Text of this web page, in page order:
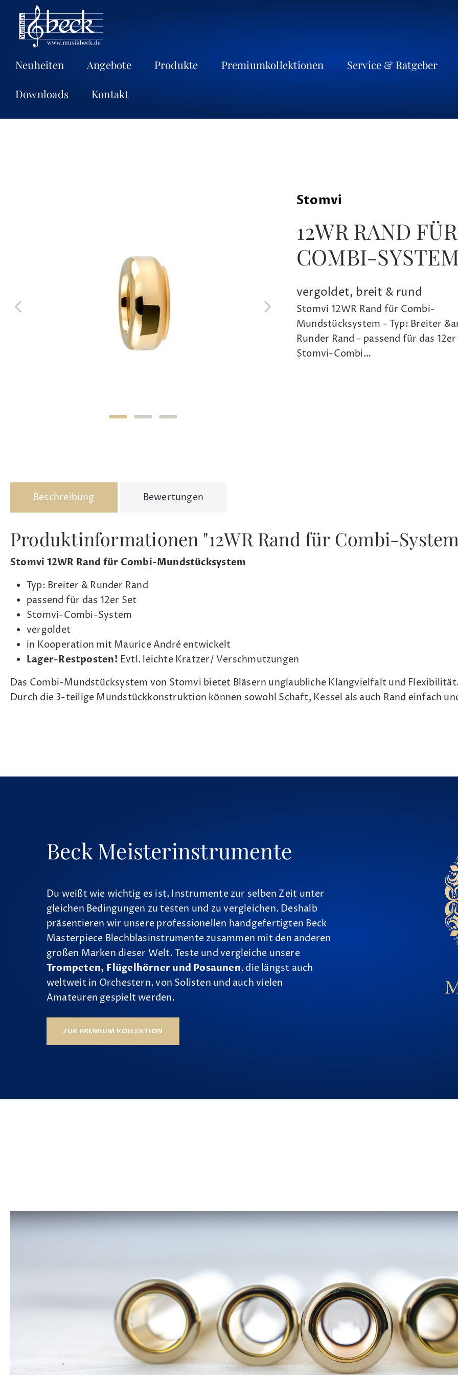
Neuheiten Angebote Produkte Premiumkollektionen Service & Ratgeber
Downloads Kontakt
Stomvi
12WR RAND FÜR
COMBI-
vergoldet, breit & rund
Stomvi 12WR Rand für Combi-
Mundstücksystem - Typ: Breiter
Runder Rand - passend für das
Stomvi-Combi…
Beschreibung Bewertungen
Produktinformationen "12WR Rand für Combi-
Stomvi 12WR Rand für Combi-Mundstücksystem
Typ: Breiter & Runder Rand
passend für das 12er Set
Stomvi-Combi-System
vergoldet
in Kooperation mit Maurice André entwickelt
Lager-Restposten! Evtl. leichte Kratzer/ Verschmutzungen
Das Combi-Mundstücksystem von Stomvi bietet Bläsern unglaubliche Klangvielfalt und
Durch die 3-teilige Mundstückkonstruktion können sowohl Schaft, Kessel als auch Rand einfach
Beck Meisterinstrumente
Du weißt wie wichtig es ist, Instrumente zur selben Zeit unter
gleichen Bedingungen zu testen und zu vergleichen. Deshalb
präsentieren wir unsere professionellen handgefertigten Beck
Masterpiece Blechblasinstrumente zusammen mit den anderen
großen Marken dieser Welt. Teste und vergleiche unsere
Trompeten, Flügelhörner und Posaunen, die längst auch
weltweit in Orchestern, von Solisten und auch vielen
Amateuren gespielt werden.
ZUR PREMIUM KOLLEKTION